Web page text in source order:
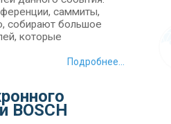
саммиты,
собирают большое
которые
Подробнее...
BOSCH